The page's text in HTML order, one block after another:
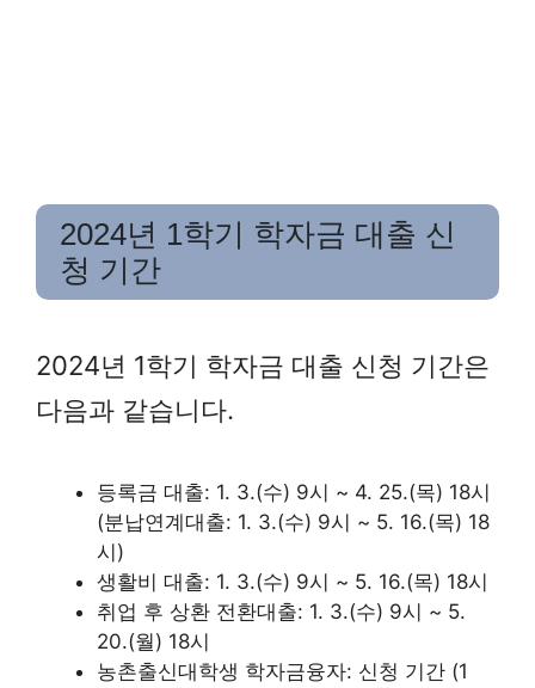
2024년 1학기 학자금 대출 신
청 기간
2024년 1학기 학자금 대출 신청 기간은
다음과 같습니다.
등록금 대출: 1. 3.(수) 9시 ~ 4. 25.(목) 18시
(분납연계대출: 1. 3.(수) 9시 ~ 5. 16.(목) 18
시)
생활비 대출: 1. 3.(수) 9시 ~ 5. 16.(목) 18시
취업 후 상환 전환대출: 1. 3.(수) 9시 ~ 5.
20.(월) 18시
농촌출신대학생 학자금융자: 신청 기간 (1